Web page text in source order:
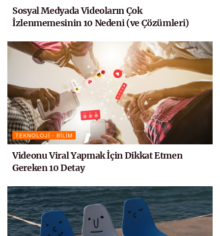
Sosyal Medyada Videoların Çok
İzlenmemesinin 10 Nedeni (ve Çözümleri)
TEKNOLOJI - BILIM
Videonu Viral Yapmak İçin Dikkat Etmen
Gereken 10 Detay